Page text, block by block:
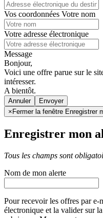
Vos coordonnées Votre nom
Votre adresse électronique
Message
Bonjour,
Voici une offre parue sur le
intéresser.
A bientôt.
Annuler
× Fermer la fenêtre Enregistrer
Enregistrer mon
Tous les champs sont
Nom de mon alerte
Pour recevoir les offres par e-
électronique et la valider sur